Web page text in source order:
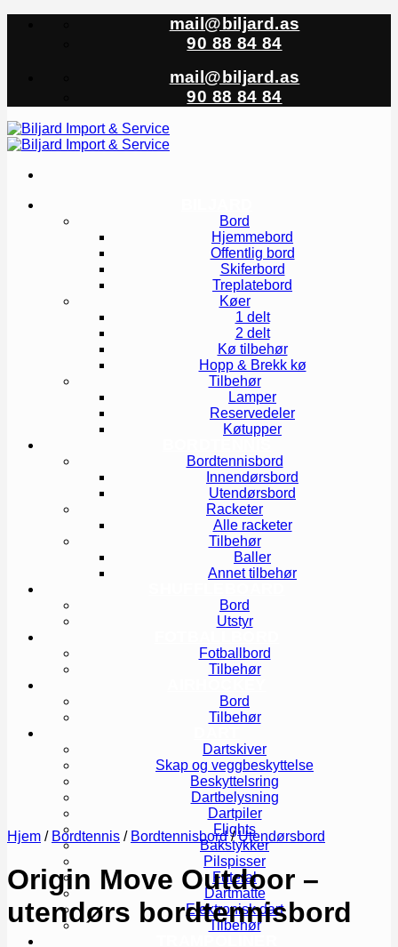
mail@biljard.as
90 88 84 84
mail@biljard.as
90 88 84 84
Bord
Hjemmebord
Offentlig bord
Skiferbord
Treplatebord
Køer
1 delt
2 delt
Kø tilbehør
Hopp & Brekk kø
Tilbehør
Lamper
Reservedeler
Køtupper
Bordtennisbord
Innendørsbord
Utendørsbord
Racketer
Alle racketer
Tilbehør
Baller
Annet tilbehør
Bord
Utstyr
Fotballbord
Tilbehør
Bord
Tilbehør
Dartskiver
Skap og veggbeskyttelse
Beskyttelsring
Dartbelysning
Dartpiler
Flights
Bakstykker
Pilspisser
Futeral
Dartmatte
Elektronisk dart
Tilbehør
Hjem / Bordtennis / Bordtennisbord / Utendørsbord
Origin Move Outdoor –
utendørs bordtennisbord